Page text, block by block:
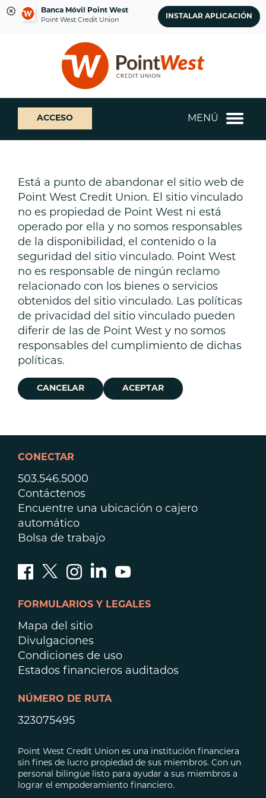
Banca Móvil Point West
Point West Credit Union
INSTALAR APLICACIÓN
sesión
banca
web
¿Qué
podemos
ayudarte
a
ACCESO MENÚ
Está a punto de abandonar el sitio web de
Point West Credit Union. El sitio vinculado
no es propiedad de Point West ni está
operado por ella y no somos responsables
de la disponibilidad, el contenido o la
seguridad del sitio vinculado. Point West
no es responsable de ningún reclamo
relacionado con los bienes o servicios
obtenidos del sitio vinculado. Las políticas
de privacidad del sitio vinculado pueden
diferir de las de Point West y no somos
responsables del cumplimiento de dichas
políticas.
CANCELAR ACEPTAR
CONECTAR
503.546.5000
Contáctenos
Encuentre una ubicación o cajero
automático
Bolsa de trabajo
FORMULARIOS Y LEGALES
Mapa del sitio
Divulgaciones
Condiciones de uso
Estados financieros auditados
NÚMERO DE RUTA
323075495
Point West Credit Union es una institución financiera
sin fines de lucro propiedad de sus miembros. Con un
personal bilingüe listo para ayudar a sus miembros a
lograr el empoderamiento financiero.